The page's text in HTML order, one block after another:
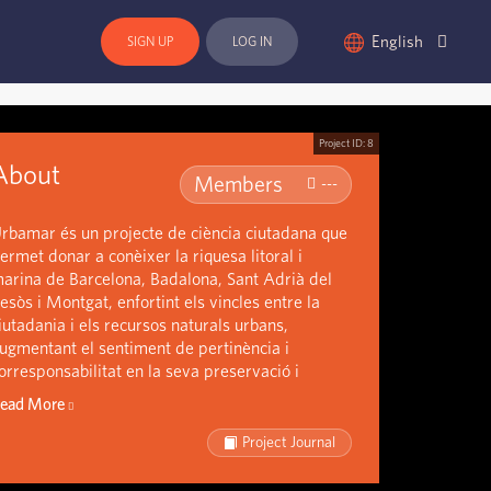
SIGN UP LOG IN English
Project ID: 8
Members ---
és un projecte de ciència ciutadana que
donar a conèixer la riquesa litoral i
de Barcelona, Badalona, Sant Adrià del
i Montgat, enfortint els vincles entre la
i els recursos naturals urbans,
el sentiment de pertinència i
en la seva preservació i
More
Project Journal